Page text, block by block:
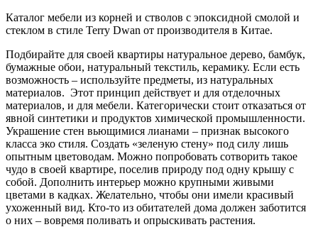
Каталог мебели из корней и стволов с эпоксидной смолой и
стеклом в стиле Terry Dwan от производителя в Китае.
Подбирайте для своей квартиры натуральное дерево, бамбук,
бумажные обои, натуральный текстиль, керамику. Если есть
возможность – используйте предметы, из натуральных
материалов. Этот принцип действует и для отделочных
материалов, и для мебели. Категорически стоит отказаться от
явной синтетики и продуктов химической промышленности.
Украшение стен вьющимися лианами – признак высокого
класса эко стиля. Создать «зеленую стену» под силу лишь
опытным цветоводам. Можно попробовать сотворить такое
чудо в своей квартире, поселив природу под одну крышу с
собой. Дополнить интерьер можно крупными живыми
цветами в кадках. Желательно, чтобы они имели красивый
ухоженный вид. Кто-то из обитателей дома должен заботится
о них – вовремя поливать и опрыскивать растения.